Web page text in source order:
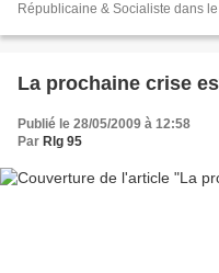
Républicaine & Socialiste dans
La prochaine crise
Publié le 28/05/2009 à 12:58
Par Rlg 95